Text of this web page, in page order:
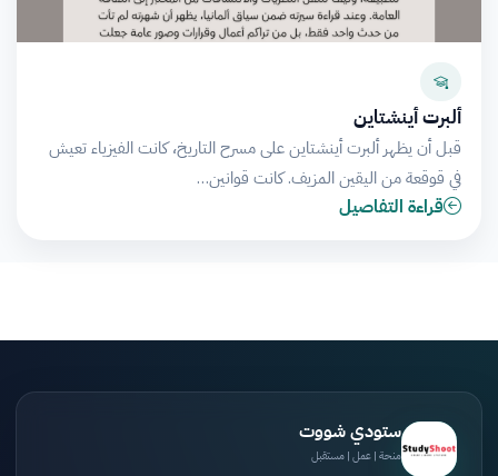
ألبرت أينشتاين
قبل أن يظهر ألبرت أينشتاين على مسرح التاريخ، كانت الفيزياء تعيش
في قوقعة من اليقين المزيف. كانت قوانين…
قراءة التفاصيل
ستودي شووت
منحة | عمل | مستقبل